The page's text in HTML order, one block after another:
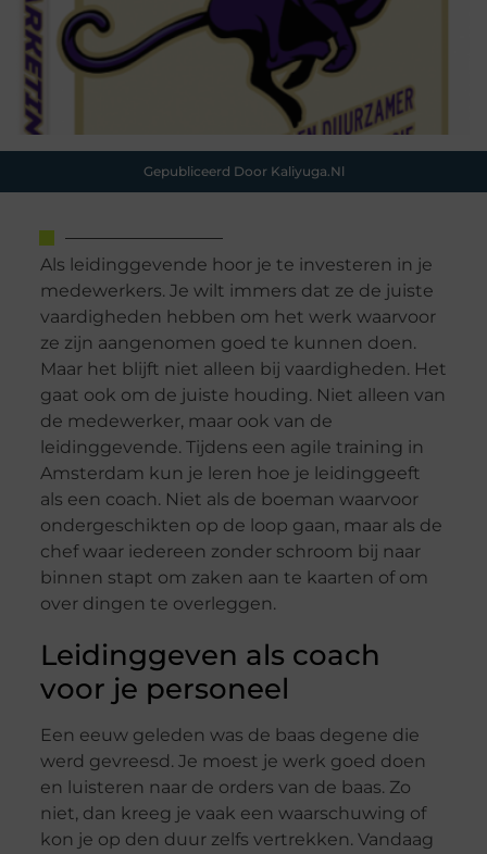
Gepubliceerd Door Kaliyuga.nl
Als leidinggevende hoor je te investeren in je
medewerkers. Je wilt immers dat ze de juiste
vaardigheden hebben om het werk waarvoor
ze zijn aangenomen goed te kunnen doen.
Maar het blijft niet alleen bij vaardigheden. Het
gaat ook om de juiste houding. Niet alleen van
de medewerker, maar ook van de
leidinggevende. Tijdens een agile training in
Amsterdam kun je leren hoe je leidinggeeft
als een coach. Niet als de boeman waarvoor
ondergeschikten op de loop gaan, maar als de
chef waar iedereen zonder schroom bij naar
binnen stapt om zaken aan te kaarten of om
over dingen te overleggen.
Leidinggeven als coach
voor je personeel
Een eeuw geleden was de baas degene die
werd gevreesd. Je moest je werk goed doen
en luisteren naar de orders van de baas. Zo
niet, dan kreeg je vaak een waarschuwing of
kon je op den duur zelfs vertrekken. Vandaag